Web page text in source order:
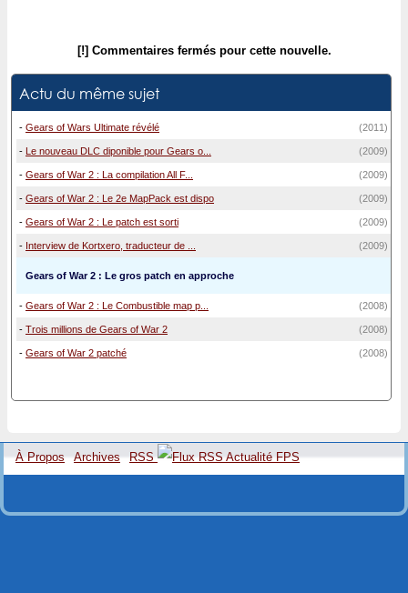
[!] Commentaires fermés pour cette nouvelle.
Actu du même sujet
- Gears of Wars Ultimate révélé (2011)
- Le nouveau DLC diponible pour Gears o... (2009)
- Gears of War 2 : La compilation All F... (2009)
- Gears of War 2 : Le 2e MapPack est dispo (2009)
- Gears of War 2 : Le patch est sorti (2009)
- Interview de Kortxero, traducteur de ... (2009)
Gears of War 2 : Le gros patch en approche
- Gears of War 2 : Le Combustible map p... (2008)
- Trois millions de Gears of War 2 (2008)
- Gears of War 2 patché (2008)
À Propos Archives RSS